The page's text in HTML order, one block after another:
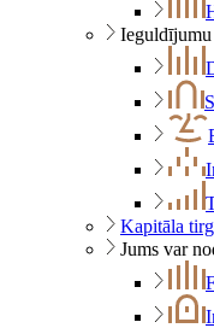
Ieguldījumu
Kapitāla
Jums var